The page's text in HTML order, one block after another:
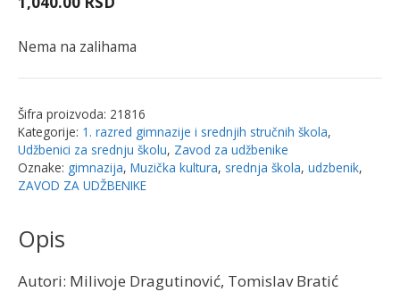
Nema na zalihama
Šifra proizvoda: 21816
Kategorije: 1. razred gimnazije i srednjih stručnih škola,
Udžbenici za srednju školu, Zavod za udžbenike
Oznake: gimnazija, Muzička kultura, srednja škola, udzbenik,
ZAVOD ZA UDŽBENIKE
Opis
Autori: Milivoje Dragutinović, Tomislav Bratić